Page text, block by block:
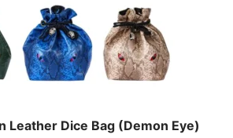
Leather Dice Bag (Demon Eye)